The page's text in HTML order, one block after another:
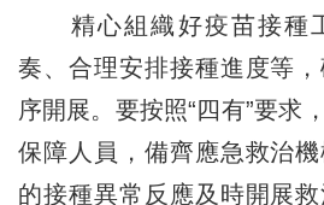
精心組織好疫苗接種
奏、合理安排接種進度等
序開展。要按照“四有”要求
保障人員，備齊應急救治
的接種異常反應及時開展